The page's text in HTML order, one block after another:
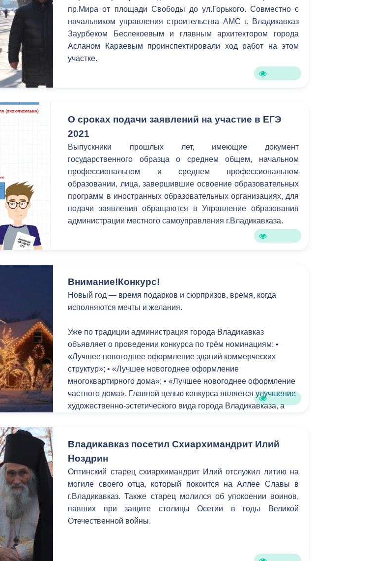
Кадровая политика Противодействие коррупции
Контактная информация Градостроительная деятельность
Списки граждан, состоящих на
Общественное обсуждение
документов стратегического
планирования
чрезвычайных ситуациях
Незаконное строительство
Порядок обжалования решений и
действий органов местного
Бесплатная юридическая помощь
Выборы 2026
пр.Мира от площади Свободы до ул.Горького. Совместно с
начальником управления строительства АМС г. Владикавказ
Заурбеком Беслекоевым и главным архитектором города
Асланом Караевым проинспектировали ход работ на этом
участке.
О сроках подачи заявлений на участие в ЕГЭ
2021
Выпускники прошлых лет, имеющие документ
государственного образца о среднем общем, начальном
профессиональном и среднем профессиональном
образовании, лица, завершившие освоение образовательных
программ в иностранных образовательных организациях, для
подачи заявления обращаются в Управление образования
администрации местного самоуправления г.Владикавказа.
Внимание!Конкурс!
Новый год — время подарков и сюрпризов, время, когда
исполняются мечты и желания.
Уже по традиции администрация города Владикавказ
объявляет о проведении конкурса по трём номинациям: •
«Лучшее новогоднее оформление зданий коммерческих
структур»; • «Лучшее новогоднее оформление
многоквартирного дома»; • «Лучшее новогоднее оформление
частного дома». Главной целью конкурса является улучшение
художественно-эстетического вида города Владикавказа, а
Владикавказ посетил Схиархимандрит Илий
Ноздрин
Оптинский старец схиархимандрит Илий отслужил литию на
могиле своего отца, который покоится на Аллее Славы в
г.Владикавказ. Также старец молился об упокоении воинов,
павших при защите столицы Осетии в годы Великой
Отечественной войны.